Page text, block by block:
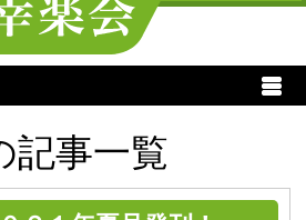
記事一覧